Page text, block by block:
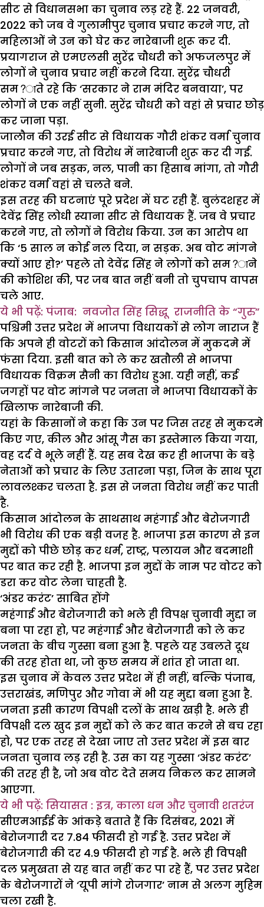
सीट से विधानसभा का चुनाव लड़ रहे हैं. 22 जनवरी,
2022 को जब वे गुलामीपुर चुनाव प्रचार करने गए, तो
महिलाओं ने उन को घेर कर नारेबाजी शुरू कर दी.
प्रयागराज से एमएलसी सुरेंद्र चौधरी को अफजलपुर में
लोगों ने चुनाव प्रचार नहीं करने दिया. सुरेंद्र चौधरी
सम?ाते रहे कि ‘सरकार ने राम मंदिर बनवाया’, पर
लोगों ने एक नहीं सुनी. सुरेंद्र चौधरी को वहां से प्रचार छोड़
कर जाना पड़ा.
जालौन की उरई सीट से विधायक गौरी शंकर वर्मा चुनाव
प्रचार करने गए, तो विरोध में नारेबाजी शुरू कर दी गई.
लोगों ने जब सड़क, नल, पानी का हिसाब मांगा, तो गौरी
शंकर वर्मा वहां से चलते बने.
इस तरह की घटनाएं पूरे प्रदेश में घट रही हैं. बुलंदशहर में
देवेंद्र सिंह लोधी स्याना सीट से विधायक हैं. जब वे प्रचार
करने गए, तो लोगों ने विरोध किया. उन का आरोप था
कि ‘5 साल न कोई नल दिया, न सड़क. अब वोट मांगने
क्यों आए हो?’ पहले तो देवेंद्र सिंह ने लोगों को सम?ाने
की कोशिश की, पर जब बात नहीं बनी तो चुपचाप वापस
चले आए.
ये भी पढ़ें: पंजाब: नवजोत सिंह सिद्धू राजनीति के “गुरु”
पश्चिमी उत्तर प्रदेश में भाजपा विधायकों से लोग नाराज हैं
कि अपने ही वोटरों को किसान आंदोलन में मुकदमे में
फंसा दिया. इसी बात को ले कर खतौली से भाजपा
विधायक विक्रम सैनी का विरोध हुआ. यही नहीं, कई
जगहों पर वोट मांगने पर जनता ने भाजपा विधायकों के
खिलाफ नारेबाजी की.
यहां के किसानों ने कहा कि उन पर जिस तरह से मुकदमे
किए गए, कील और आंसू गैस का इस्तेमाल किया गया,
वह दर्द वे भूले नहीं हैं. यह सब देख कर ही भाजपा के बड़े
नेताओं को प्रचार के लिए उतारना पड़ा, जिन के साथ पूरा
लावलश्कर चलता है. इस से जनता विरोध नहीं कर पाती
है.
किसान आंदोलन के साथसाथ महंगाई और बेरोजगारी
भी विरोध की एक बड़ी वजह है. भाजपा इस कारण से इन
मुद्दों को पीछे छोड़ कर धर्म, राष्ट्र, पलायन और बदमाशी
पर बात कर रही है. भाजपा इन मुद्दों के नाम पर वोटर को
डरा कर वोट लेना चाहती है.
‘अंडर करंट’ साबित होंगे
महंगाई और बेरोजगारी को भले ही विपक्ष चुनावी मुद्दा न
बना पा रहा हो, पर महंगाई और बेरोजगारी को ले कर
जनता के बीच गुस्सा बना हुआ है. पहले यह उबलते दूध
की तरह होता था, जो कुछ समय में शांत हो जाता था.
इस चुनाव में केवल उत्तर प्रदेश में ही नहीं, बल्कि पंजाब,
उत्तराखंड, मणिपुर और गोवा में भी यह मुद्दा बना हुआ है.
जनता इसी कारण विपक्षी दलों के साथ खड़ी है. भले ही
विपक्षी दल खुद इन मुद्दों को ले कर बात करने से बच रहा
हो, पर एक तरह से देखा जाए तो उत्तर प्रदेश में इस बार
जनता चुनाव लड़ रही है. उस का यह गुस्सा ‘अंडर करंट’
की तरह ही है, जो अब वोट देते समय निकल कर सामने
आएगा.
ये भी पढ़ें: सियासत : इत्र, काला धन और चुनावी शतरंज
सीएमआईई के आंकड़े बताते हैं कि दिसंबर, 2021 में
बेरोजगारी दर 7.84 फीसदी हो गई है. उत्तर प्रदेश में
बेरोजगारी की दर 4.9 फीसदी हो गई है. भले ही विपक्षी
दल प्रमुखता से यह बात नहीं कर पा रहे हैं, पर उत्तर प्रदेश
के बेरोजगारों ने ‘यूपी मांगे रोजगार’ नाम से अलग मुहिम
चला रखी है.